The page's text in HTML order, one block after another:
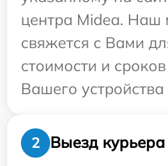
центра Midea. Наш
свяжется с Вами
стоимости и
Вашего устройства
2
Выезд